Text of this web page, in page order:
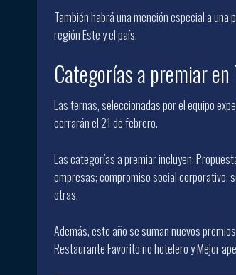
También habrá una mención especial a
región Este y el país.
Categorías a premiar en
Las ternas, seleccionadas por el equipo
cerrarán el 21 de febrero.
Las categorías a premiar incluyen:
empresas; compromiso social corporativo;
otras.
Además, este año se suman nuevos
Restaurante Favorito no hotelero y Mejor